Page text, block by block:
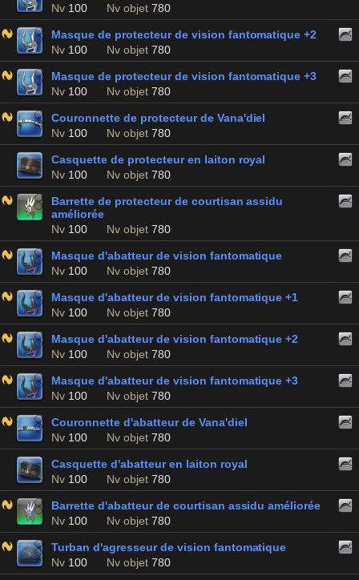
Nv 100 Nv objet 780
Masque de protecteur de vision fantomatique +2
Nv 100 Nv objet 780
Masque de protecteur de vision fantomatique +3
Nv 100 Nv objet 780
Couronnette de protecteur de Vana'diel
Nv 100 Nv objet 780
Casquette de protecteur en laiton royal
Nv 100 Nv objet 780
Barrette de protecteur de courtisan assidu
améliorée
Nv 100 Nv objet 780
Masque d'abatteur de vision fantomatique
Nv 100 Nv objet 780
Masque d'abatteur de vision fantomatique +1
Nv 100 Nv objet 780
Masque d'abatteur de vision fantomatique +2
Nv 100 Nv objet 780
Masque d'abatteur de vision fantomatique +3
Nv 100 Nv objet 780
Couronnette d'abatteur de Vana'diel
Nv 100 Nv objet 780
Casquette d'abatteur en laiton royal
Nv 100 Nv objet 780
Barrette d'abatteur de courtisan assidu améliorée
Nv 100 Nv objet 780
Turban d'agresseur de vision fantomatique
Nv 100 Nv objet 780